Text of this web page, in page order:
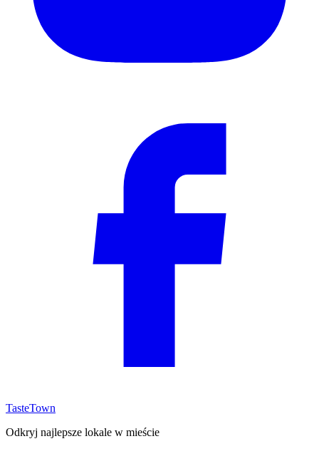
TasteTown
Odkryj najlepsze lokale w mieście